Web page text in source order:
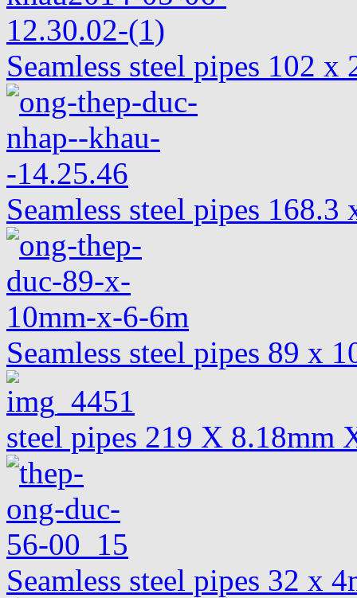
Seamless steel pipes 102
Seamless steel pipes
Seamless steel pipes 89 x
steel pipes 219 X 8.18mm
Seamless steel pipes 32 x